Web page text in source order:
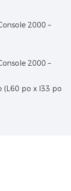
(L60 po x l33 po